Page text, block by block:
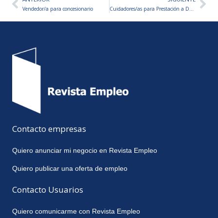
AntVendedor/a para concesionario Cuidadores/as para Prestación a Domicilio
Contacto empresas
Quiero anunciar mi negocio en Revista Empleo
Quiero publicar una oferta de empleo
Contacto Usuarios
Quiero comunicarme con Revista Empleo